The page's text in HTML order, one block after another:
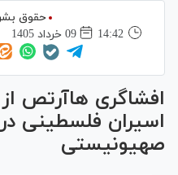
حقوق
14:42
09 خرداد 1405
افشاگری هاآرتص
اسیران فلسطینی
صهیونیستی